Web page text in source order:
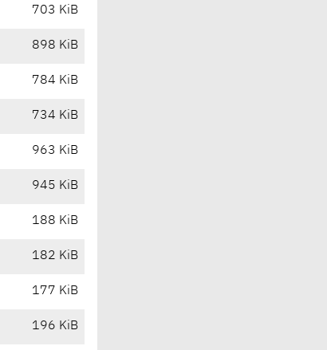
703 KiB
898 KiB
784 KiB
734 KiB
963 KiB
945 KiB
188 KiB
182 KiB
177 KiB
196 KiB